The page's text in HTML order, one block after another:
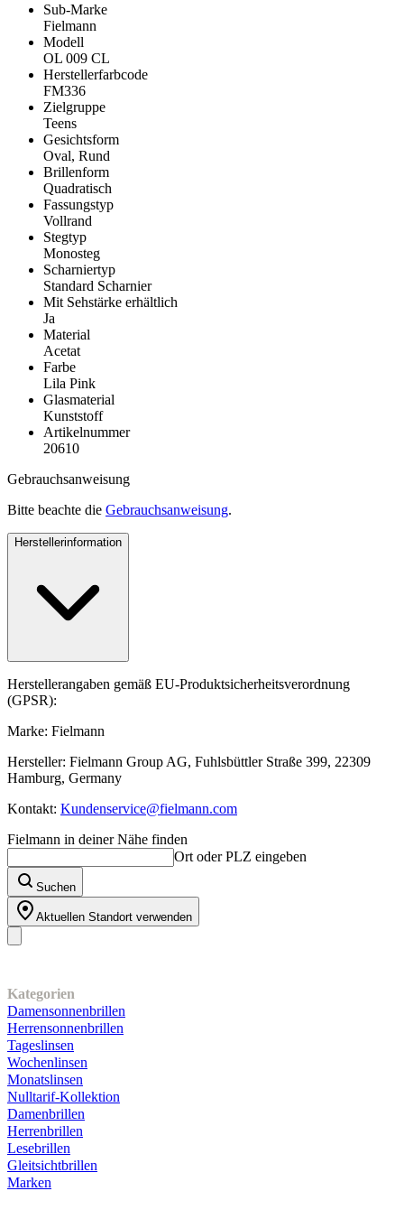
Sub-Marke
Fielmann
Modell
OL 009 CL
Herstellerfarbcode
FM336
Zielgruppe
Teens
Gesichtsform
Oval, Rund
Brillenform
Quadratisch
Fassungstyp
Vollrand
Stegtyp
Monosteg
Scharniertyp
Standard Scharnier
Mit Sehstärke erhältlich
Ja
Material
Acetat
Farbe
Lila Pink
Glasmaterial
Kunststoff
Artikelnummer
20610
Gebrauchsanweisung
Bitte beachte die Gebrauchsanweisung.
Herstellerinformation
Herstellerangaben gemäß EU-Produktsicherheitsverordnung
(GPSR):
Marke: Fielmann
Hersteller: Fielmann Group AG, Fuhlsbüttler Straße 399, 22309
Hamburg, Germany
Kontakt: Kundenservice@fielmann.com
Fielmann in deiner Nähe finden
Ort oder PLZ eingeben
Suchen
Aktuellen Standort verwenden
Kategorien
Damensonnenbrillen
Herrensonnenbrillen
Tageslinsen
Wochenlinsen
Monatslinsen
Nulltarif-Kollektion
Damenbrillen
Herrenbrillen
Lesebrillen
Gleitsichtbrillen
Marken